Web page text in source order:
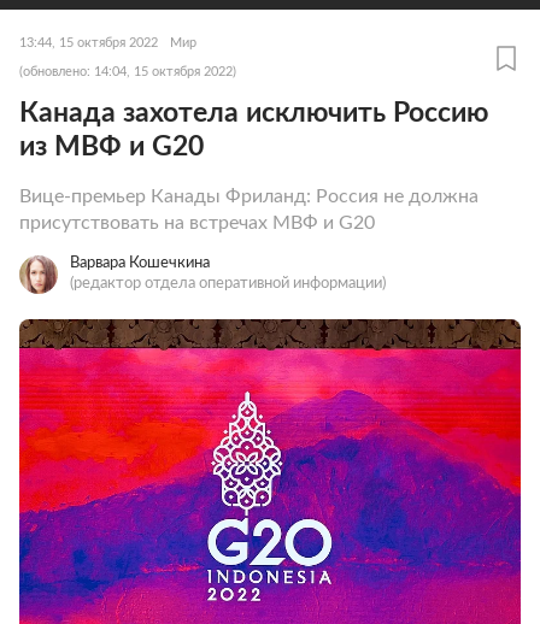
13:44, 15 октября 2022 Мир
(обновлено: 14:04, 15 октября 2022)
Канада захотела исключить Россию
из МВФ и G20
Вице-премьер Канады Фриланд: Россия не должна
присутствовать на встречах МВФ и G20
Варвара Кошечкина
(редактор отдела оперативной информации)